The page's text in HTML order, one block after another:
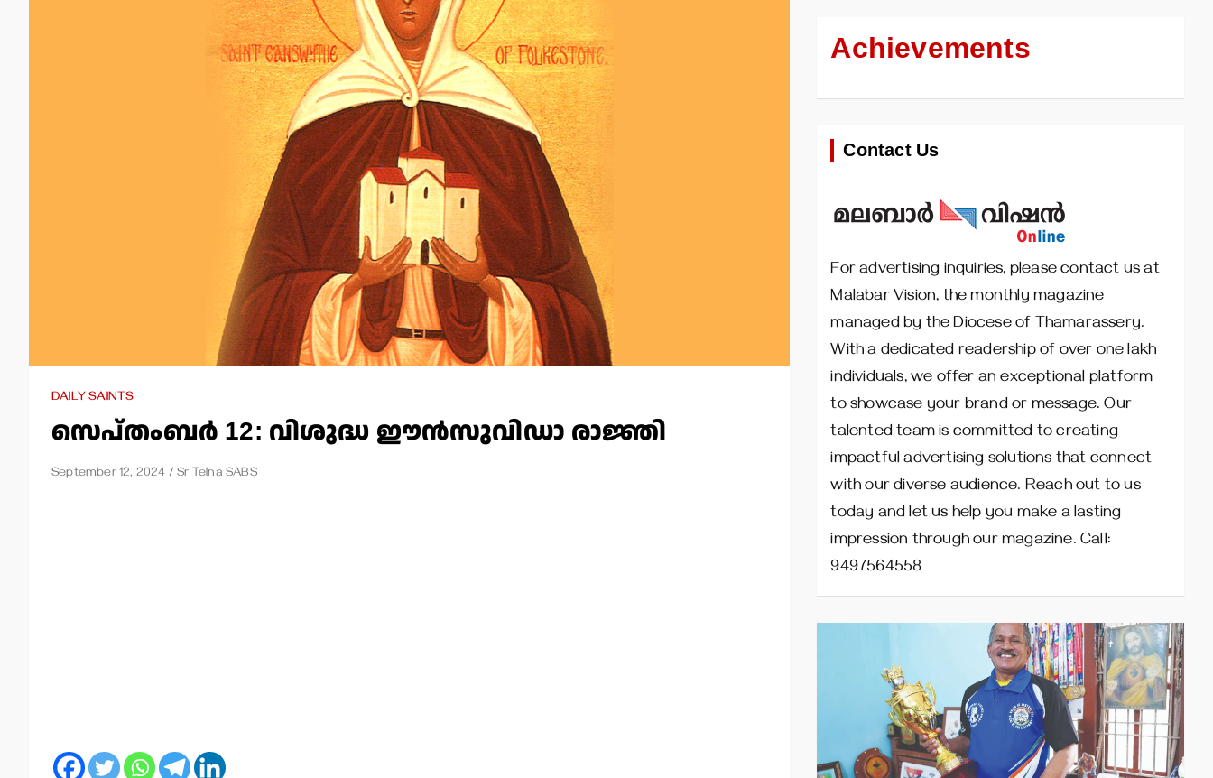
DAILY SAINTS
സെപ്തംബര്‍ 12: വിശുദ്ധ ഈന്‍സുവിഡാ രാജ്ഞി
September 12, 2024 Sr Telna SABS
Achievements
Contact Us
For advertising inquiries, please contact us at
Malabar Vision, the monthly magazine
managed by the Diocese of Thamarassery.
With a dedicated readership of over one lakh
individuals, we offer an exceptional platform
to showcase your brand or message. Our
talented team is committed to creating
impactful advertising solutions that connect
with our diverse audience. Reach out to us
today and let us help you make a lasting
impression through our magazine. Call:
9497564558